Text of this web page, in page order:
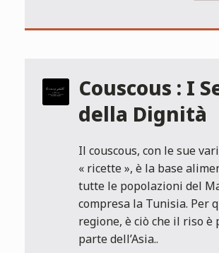
Couscous : I
della Dignità
Il couscous, con le sue
« ricette », è la base
tutte le popolazioni del
compresa la Tunisia. Per
regione, è ciò che il riso
parte dell’Asia..